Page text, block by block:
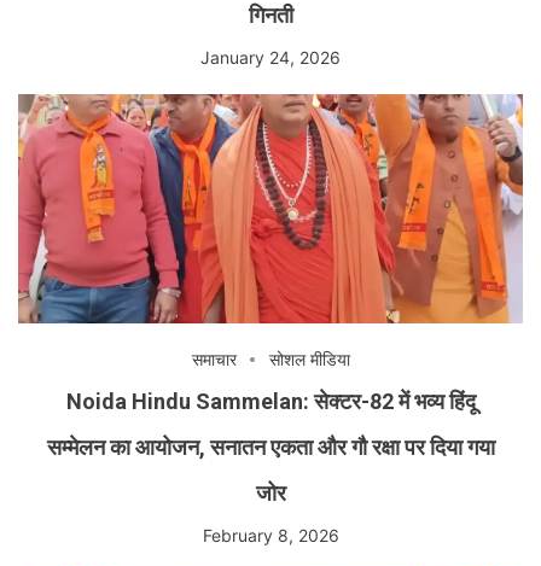
गिनती
January 24, 2026
समाचार सोशल मीडिया
Noida Hindu Sammelan: सेक्टर-82 में भव्य हिंदू
सम्मेलन का आयोजन, सनातन एकता और गौ रक्षा पर दिया गया
जोर
February 8, 2026